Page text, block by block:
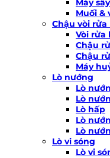
Máy
Muối &
Chậu vòi rửa
Vòi rửa
Chậu
Chậu
Máy
Lò nướng
Lò
Lò
Lò hấp
Lò
Lò
Lò vi sóng
Lò vi